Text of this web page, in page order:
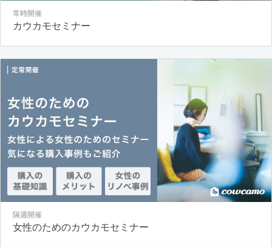
常時開催
カウカモセミナー
隔週開催
女性のためのカウカモセミナー